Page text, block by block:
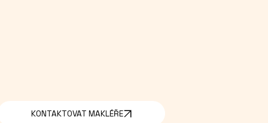
KONTAKTOVAT MAKLÉŘE